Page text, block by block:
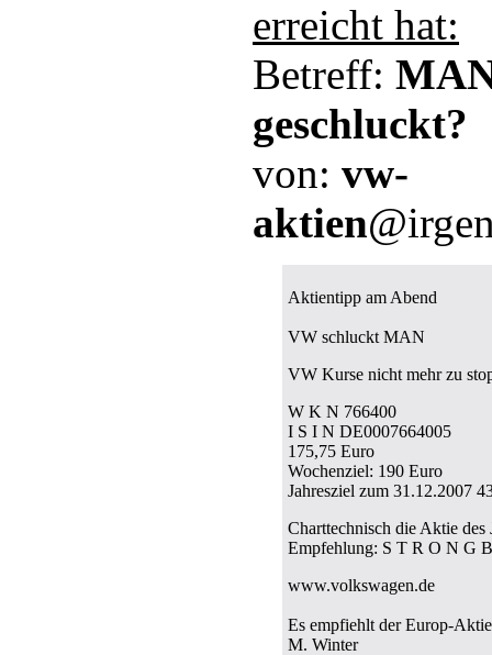
erreicht hat:
Betreff:
geschluckt?
von: vw-
aktien
Aktientipp am Abend
VW schluckt MAN
VW Kurse nicht mehr zu
W K N 766400
I S I N DE0007664005
175,75 Euro
Wochenziel: 190 Euro
Jahresziel zum 31.12.2007
Charttechnisch die Aktie des
Empfehlung: S T R O N G
www.volkswagen.de
Es empfiehlt der Europ-
M. Winter